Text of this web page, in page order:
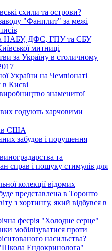
схили та острови?
"Фанплит" за межі
НАБУ, ДФС, ГПУ та СБУ
митниці
за Україну в столичному
України на Чемпіонаті
в Києві
знаменитої
годують харчовими
США
забудов і порушення
та
справ і пошуку стимулів для
колекції відомих
представлена в Торонто
з хортингу, який відбувся в
феєрія "Холодне серце"
мобілізуватися проти
насильства?
Ендокринолога"